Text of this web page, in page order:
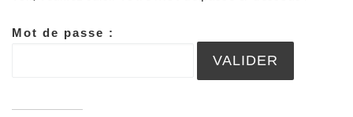
Mot de passe :